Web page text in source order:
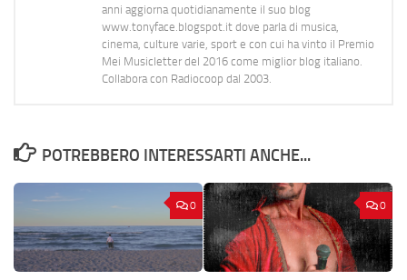
anni aggiorna quotidianamente il suo blog
www.tonyface.blogspot.it dove parla di musica,
cinema, culture varie, sport e con cui ha vinto il Premio
Mei Musicletter del 2016 come miglior blog italiano.
Collabora con Radiocoop dal 2003.
POTREBBERO INTERESSARTI ANCHE...
0 0